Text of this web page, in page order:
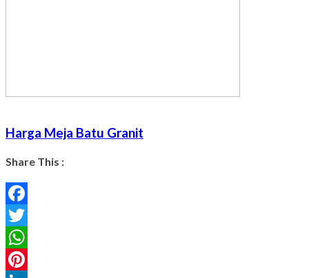
Harga Meja Batu Granit
Share This :
Facebook
Twitter
WhatsApp